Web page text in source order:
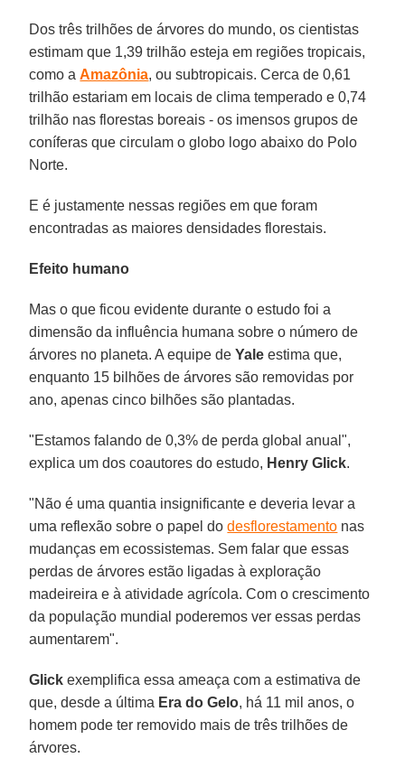
Dos três trilhões de árvores do mundo, os cientistas
estimam que 1,39 trilhão esteja em regiões tropicais,
como aAmazônia, ou subtropicais. Cerca de 0,61
trilhão estariam em locais de clima temperado e 0,74
trilhão nas florestas boreais - os imensos grupos de
coníferas que circulam o globo logo abaixo do Polo
Norte.
E é justamente nessas regiões em que foram
encontradas as maiores densidades florestais.
Efeito humano
Mas o que ficou evidente durante o estudo foi a
dimensão da influência humana sobre o número de
árvores no planeta. A equipe deYale estima que,
enquanto 15 bilhões de árvores são removidas por
ano, apenas cinco bilhões são plantadas.
"Estamos falando de 0,3% de perda global anual",
explica um dos coautores do estudo, Henry Glick.
"Não é uma quantia insignificante e deveria levar a
uma reflexão sobre o papel dodesflorestamento nas
mudanças em ecossistemas. Sem falar que essas
perdas de árvores estão ligadas à exploração
madeireira e à atividade agrícola. Com o crescimento
da população mundial poderemos ver essas perdas
aumentarem".
Glick exemplifica essa ameaça com a estimativa de
que, desde a última Era do Gelo, há 11 mil anos, o
homem pode ter removido mais de três trilhões de
árvores.